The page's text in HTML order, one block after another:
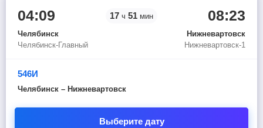
04:09
Челябинск
Челябинск-Главный
17 ч 51 мин 08:23
Нижневартовск
Нижневартовск-1
546И
Челябинск – Нижневартовск
Выберите дату